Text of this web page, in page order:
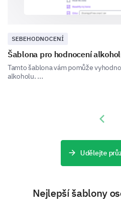
Final Feedback
Please, share any
product/services.
SEBEHODNOCENÍ
Šablona pro hodnocení
Tamto šablona vám pomůže
alkoholu. ...
Udělejte
Nejlepší šablony